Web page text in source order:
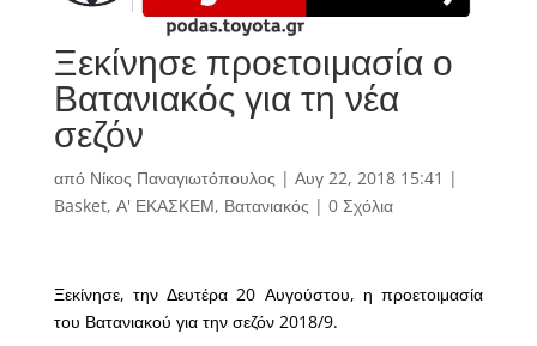
Ξεκίνησε προετοιμασία ο
Βατανιακός για τη νέα
σεζόν
από Νίκος Παναγιωτόπουλος | Αυγ 22, 2018 15:41 |
Basket, Α' ΕΚΑΣΚΕΜ, Βατανιακός | 0 Σχόλια
Ξεκίνησε, την Δευτέρα 20 Αυγούστου, η προετοιμασία
του Βατανιακού για την σεζόν 2018/9.